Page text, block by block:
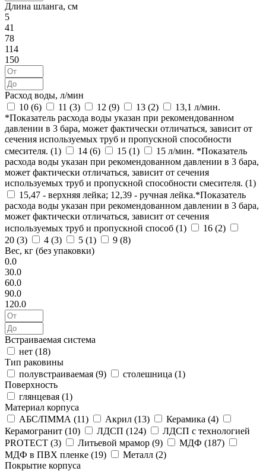
Длина шланга, см
5
41
78
114
150
Расход воды, л/мин
10 (6) 11 (3) 12 (9) 13 (2)
13,1 л/мин.
*Показатель расхода воды указан при рекомендованном
давлении в 3 бара, может фактически отличаться, зависит от
сечения используемых труб и пропускной способности
смесителя. (1) 14 (6) 15 (1)
15 л/мин. *Показатель
расхода воды указан при рекомендованном давлении в 3 бара,
может фактически отличаться, зависит от сечения
используемых труб и пропускной способности смесителя. (1)
15,47 - верхняя лейка; 12,39 - ручная лейка.*Показатель
расхода воды указан при рекомендованном давлении в 3 бара,
может фактически отличаться, зависит от сечения
используемых труб и пропускной способ (1) 16 (2)
20 (3) 4 (3) 5 (1) 9 (8)
Вес, кг (без упаковки)
0.0
30.0
60.0
90.0
120.0
Встраиваемая система
нет (18)
Тип раковины
полувстраиваемая (9) столешница (1)
Поверхность
глянцевая (1)
Материал корпуса
АБС/ПММА (11) Акрил (13) Керамика (4)
Керамогранит (10) ЛДСП (124)
ЛДСП с технологией
PROTECT (3) Литьевой мрамор (9) МДФ (187)
МДФ в ПВХ пленке (19) Металл (2)
Покрытие корпуса